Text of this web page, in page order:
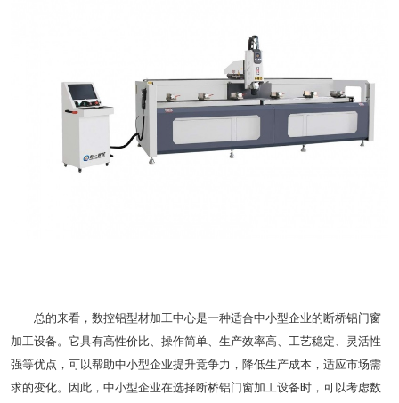
总的来看，数控铝型材加工中心是一种适合中小型企业的断桥铝门窗
加工设备。它具有高性价比、操作简单、生产效率高、工艺稳定、灵活性
强等优点，可以帮助中小型企业提升竞争力，降低生产成本，适应市场需
求的变化。因此，中小型企业在选择断桥铝门窗加工设备时，可以考虑数